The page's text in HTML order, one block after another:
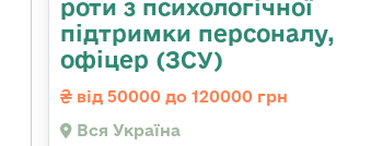
роти з психологічної
підтримки персоналу,
офіцер (ЗСУ)
від 50000 до 120000 грн
Вся Україна